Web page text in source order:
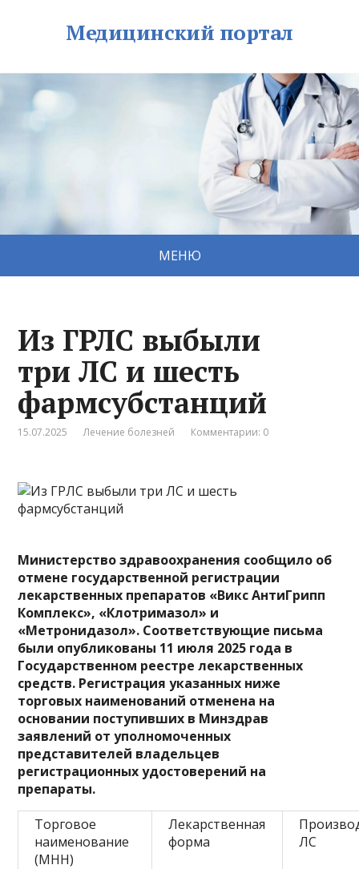
Медицинский портал
МЕНЮ
Из ГРЛС выбыли
три ЛС и шесть
фармсубстанций
15.07.2025 Лечение болезней Комментарии: 0
Министерство здравоохранения сообщило об
отмене государственной регистрации
лекарственных препаратов «Викс АнтиГрипп
Комплекс», «Клотримазол» и
«Метронидазол». Соответствующие письма
были опубликованы 11 июля 2025 года в
Государственном реестре лекарственных
средств. Регистрация указанных ниже
торговых наименований отменена на
основании поступивших в Минздрав
заявлений от уполномоченных
представителей владельцев
регистрационных удостоверений на
препараты.
Торговое
наименование
(МНН)
Лекарственная
форма
ЛС